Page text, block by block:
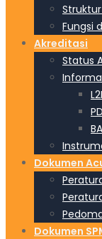
Fungsi
Akreditasi
Status
Dokumen
Dokumen